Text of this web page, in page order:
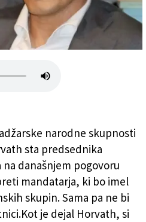
ne bosta jeziček na
narodne skupnosti
sta predsednika
današnjem pogovoru
mandatarja, ki bo imel
skupin. Sama pa ne bi
je dejal Horvath, si